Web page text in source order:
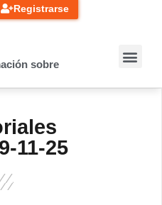
Registrarse
sobre
11-25